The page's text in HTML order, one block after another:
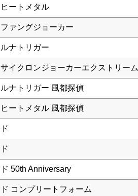
ートメタル
ァングジョーカー
ナトリガー
イクロンジョーカーエクストリーム
ナトリガー 風都探偵
ートメタル 風都探偵
50th Anniversary
コンプリートフォーム